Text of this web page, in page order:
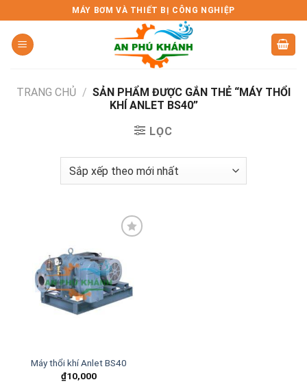
to
content
MÁY BƠM VÀ THIẾT BỊ CÔNG NGHIỆP
TRANG CHỦ / SẢN PHẨM ĐƯỢC GẮN THẺ “MÁY THỔI
KHÍ ANLET BS40”
LỌC
Add to
wishlist
Máy thổi khí Anlet BS40
₫10,000